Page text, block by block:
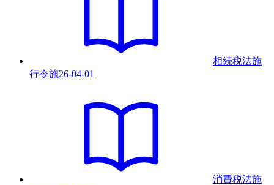
相続税法施
行令施26-04-01
消費税法施